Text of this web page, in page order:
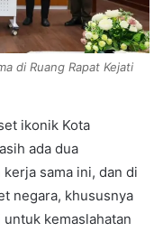
di Ruang Rapat Kejati
ikonik Kota
ada dua
sama ini, dan di
negara, khususnya
kemaslahatan